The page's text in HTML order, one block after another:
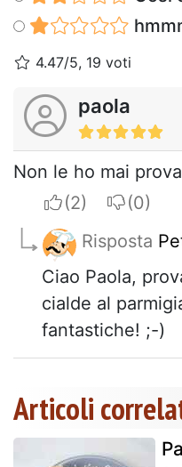
4.47/5, 19 voti
paola
Non le ho mai
I apreciate
I do
Risposta
Ciao Paola,
cialde al
fantastiche! ;-)
Articoli